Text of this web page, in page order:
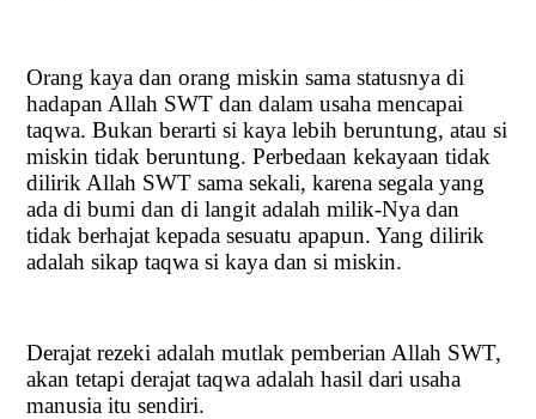
Orang kaya dan orang miskin sama statusnya di
hadapan Allah SWT dan dalam usaha mencapai
taqwa. Bukan berarti si kaya lebih beruntung, atau si
miskin tidak beruntung. Perbedaan kekayaan tidak
dilirik Allah SWT sama sekali, karena segala yang
ada di bumi dan di langit adalah milik-Nya dan
tidak berhajat kepada sesuatu apapun. Yang dilirik
adalah sikap taqwa si kaya dan si miskin.
Derajat rezeki adalah mutlak pemberian Allah SWT,
akan tetapi derajat taqwa adalah hasil dari usaha
manusia itu sendiri.